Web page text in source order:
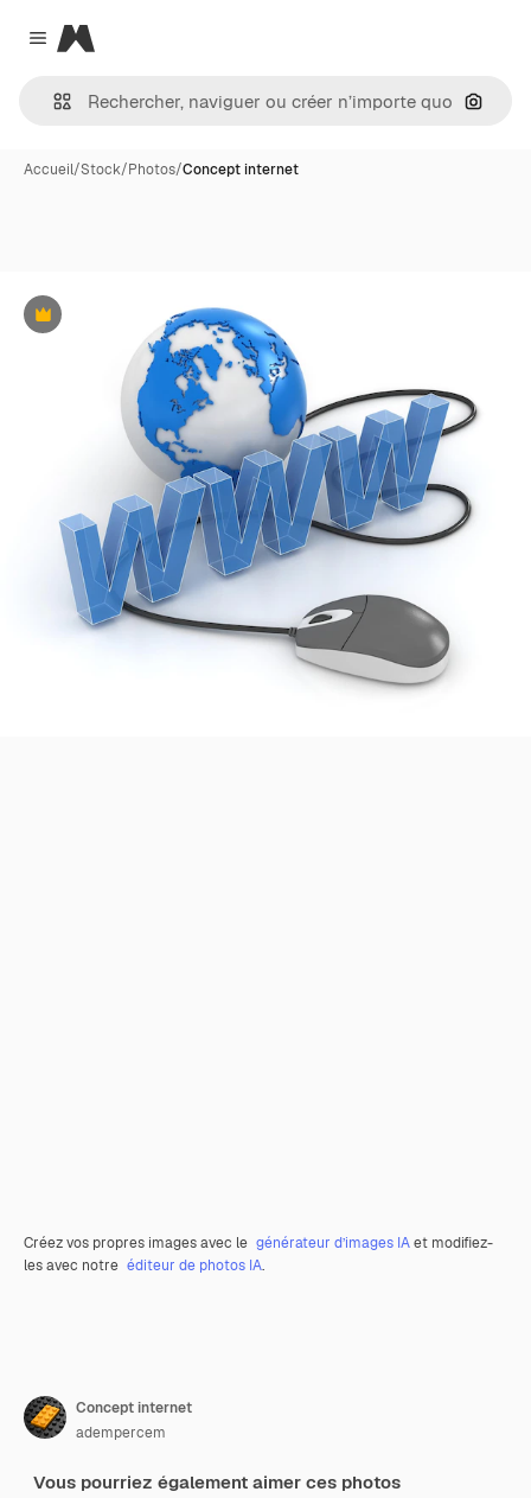
Close menu
Magnific
Accueil/Stock/Photos/Concept internet
Premium
Créez vos propres images avec le générateur d’images IAet modifiez-
les avec notre éditeur de photos IA.
Concept internet
adempercem
Vous pourriez également aimer ces photos